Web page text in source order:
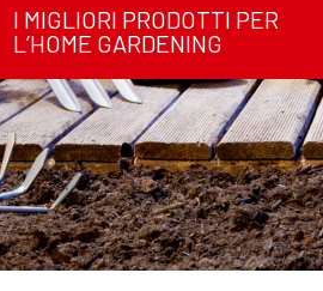
I MIGLIORI PRODOTTI PER
L’HOME GARDENING